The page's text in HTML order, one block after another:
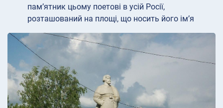
пам’ятник цьому поетові в усій Росії,
розташований на площі, що носить його ім’я